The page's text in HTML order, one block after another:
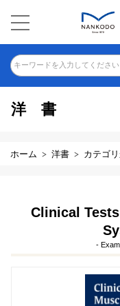
キーワードを入力してください
洋書
ホーム 洋書 カテゴ
Clinical
-